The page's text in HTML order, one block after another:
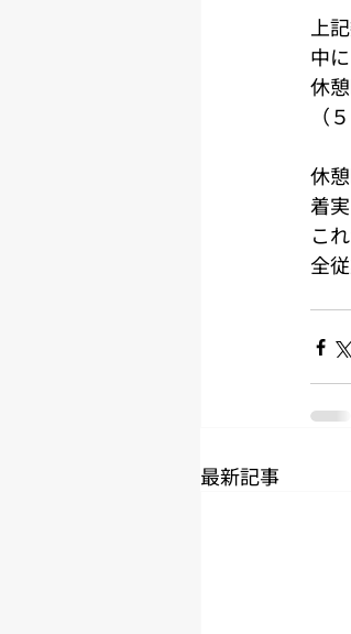
上
中
休
（
休
着
こ
全
最新記事